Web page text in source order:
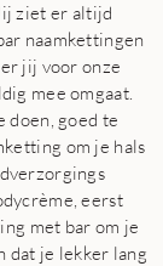
ziet er altijd
naamkettingen
jij voor onze
mee omgaat.
doen, goed te
om je hals
eerst
met bar om je
dat je lekker lang